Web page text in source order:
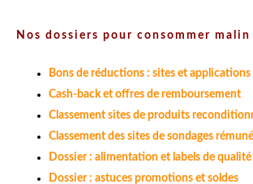
Nos dossiers pour consommer malin
Bons de réductions : sites et applications
Cash-back et offres de remboursement
Classement sites de produits
Classement des sites de sondages
Dossier : alimentation et labels de qualité
Dossier : astuces promotions et soldes